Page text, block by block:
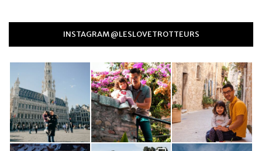
INSTAGRAM @LESLOVETROTTEURS